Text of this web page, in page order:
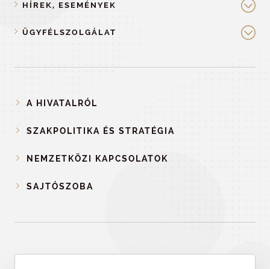
HÍREK, ESEMÉNYEK
ÜGYFÉLSZOLGÁLAT
A HIVATALRÓL
SZAKPOLITIKA ÉS STRATÉGIA
NEMZETKÖZI KAPCSOLATOK
SAJTÓSZOBA